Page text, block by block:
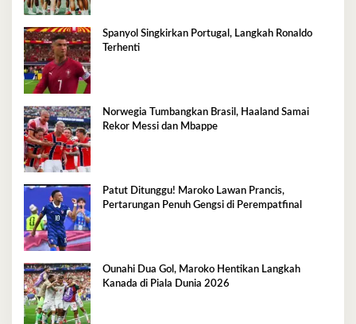
Spanyol Singkirkan Portugal, Langkah Ronaldo
Terhenti
Norwegia Tumbangkan Brasil, Haaland Samai
Rekor Messi dan Mbappe
Patut Ditunggu! Maroko Lawan Prancis,
Pertarungan Penuh Gengsi di Perempatfinal
Ounahi Dua Gol, Maroko Hentikan Langkah
Kanada di Piala Dunia 2026